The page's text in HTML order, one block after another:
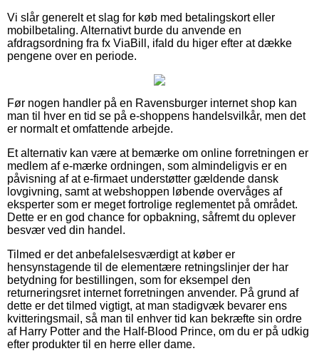
Vi slår generelt et slag for køb med betalingskort eller
mobilbetaling. Alternativt burde du anvende en
afdragsordning fra fx ViaBill, ifald du higer efter at dække
pengene over en periode.
Før nogen handler på en Ravensburger internet shop kan
man til hver en tid se på e-shoppens handelsvilkår, men det
er normalt et omfattende arbejde.
Et alternativ kan være at bemærke om online forretningen er
medlem af e-mærke ordningen, som almindeligvis er en
påvisning af at e-firmaet understøtter gældende dansk
lovgivning, samt at webshoppen løbende overvåges af
eksperter som er meget fortrolige reglementet på området.
Dette er en god chance for opbakning, såfremt du oplever
besvær ved din handel.
Tilmed er det anbefalelsesværdigt at køber er
hensynstagende til de elementære retningslinjer der har
betydning for bestillingen, som for eksempel den
returneringsret internet forretningen anvender. På grund af
dette er det tilmed vigtigt, at man stadigvæk bevarer ens
kvitteringsmail, så man til enhver tid kan bekræfte sin ordre
af Harry Potter and the Half-Blood Prince, om du er på udkig
efter produkter til en herre eller dame.